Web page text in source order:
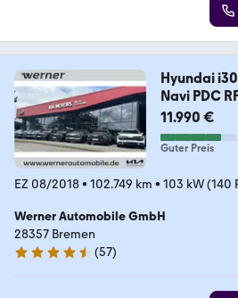
Hyundai
Navi PDC
11.990 €
Guter Preis
EZ 08/2018• 102.749 km • 103 kW (140
Werner Automobile GmbH
28357 Bremen
4.6 Sterne
(57)